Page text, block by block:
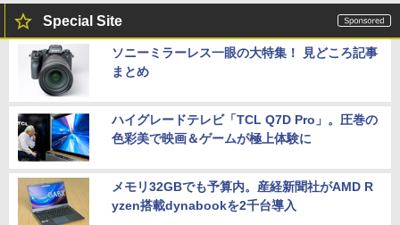
Special Site
ソニーミラーレス一眼の大特集！ 見どころ記事
まとめ
ハイグレードテレビ「TCL Q7D Pro」。圧巻の
色彩美で映画＆ゲームが極上体験に
メモリ32GBでも予算内。産経新聞社がAMD R
yzen搭載dynabookを2千台導入